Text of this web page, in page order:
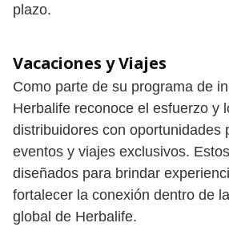
plazo.
Vacaciones y Viajes
Como parte de su programa de
Herbalife reconoce el esfuerzo y
distribuidores con oportunidades
eventos y viajes exclusivos.
diseñados para brindar
fortalecer la conexión dentro de
global de Herbalife.